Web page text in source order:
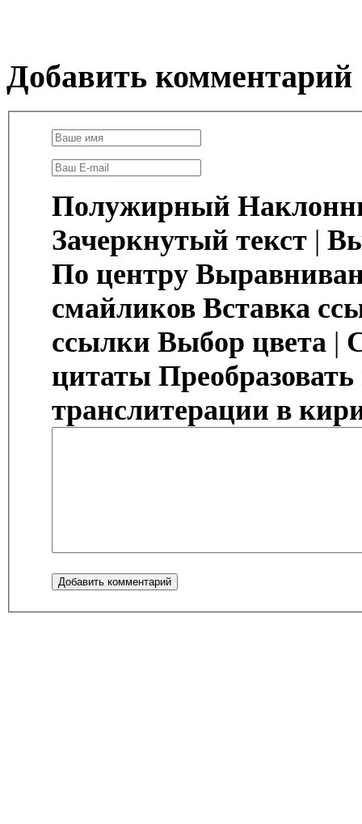
Добавить комментарий
Полужирный
Зачеркнутый текст |
По центру
смайликов Вставка
ссылки Выбор цвета |
цитаты
транслитерации в
Добавить комментарий